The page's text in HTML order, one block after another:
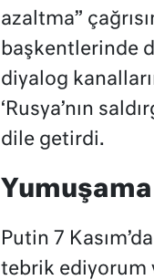
azaltma”
başkentlerinde
diyalog
‘Rusya’nın
dile getirdi.
Putin 7
tebrik ediyorum